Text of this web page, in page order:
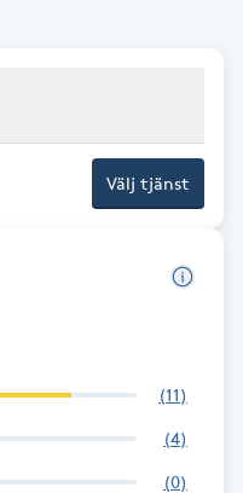
Välj tjänst
(11)
(4)
(0)